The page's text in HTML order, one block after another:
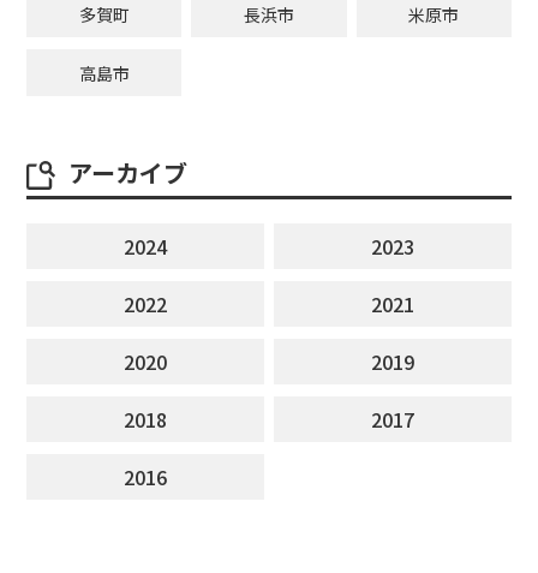
多賀町 長浜市 米原市
高島市
アーカイブ
2024
2023
2022
2021
2020
2019
2018
2017
2016